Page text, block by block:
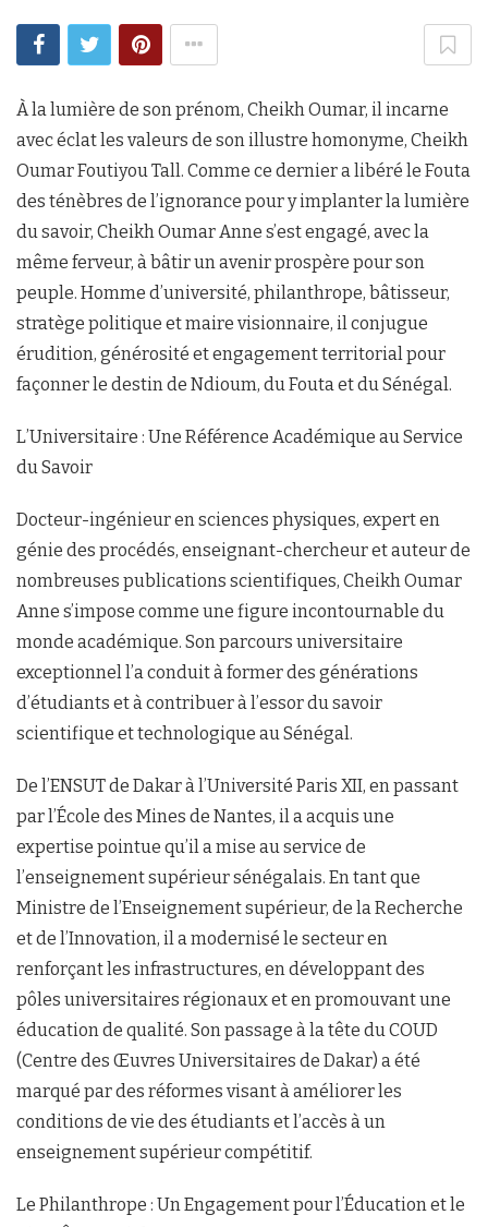
À la lumière de son prénom, Cheikh Oumar, il incarne
avec éclat les valeurs de son illustre homonyme, Cheikh
Oumar Foutiyou Tall. Comme ce dernier a libéré le Fouta
des ténèbres de l’ignorance pour y implanter la lumière
du savoir, Cheikh Oumar Anne s’est engagé, avec la
même ferveur, à bâtir un avenir prospère pour son
peuple. Homme d’université, philanthrope, bâtisseur,
stratège politique et maire visionnaire, il conjugue
érudition, générosité et engagement territorial pour
façonner le destin de Ndioum, du Fouta et du Sénégal.
L’Universitaire : Une Référence Académique au Service
du Savoir
Docteur-ingénieur en sciences physiques, expert en
génie des procédés, enseignant-chercheur et auteur de
nombreuses publications scientifiques, Cheikh Oumar
Anne s’impose comme une figure incontournable du
monde académique. Son parcours universitaire
exceptionnel l’a conduit à former des générations
d’étudiants et à contribuer à l’essor du savoir
scientifique et technologique au Sénégal.
De l’ENSUT de Dakar à l’Université Paris XII, en passant
par l’École des Mines de Nantes, il a acquis une
expertise pointue qu’il a mise au service de
l’enseignement supérieur sénégalais. En tant que
Ministre de l’Enseignement supérieur, de la Recherche
et de l’Innovation, il a modernisé le secteur en
renforçant les infrastructures, en développant des
pôles universitaires régionaux et en promouvant une
éducation de qualité. Son passage à la tête du COUD
(Centre des Œuvres Universitaires de Dakar) a été
marqué par des réformes visant à améliorer les
conditions de vie des étudiants et l’accès à un
enseignement supérieur compétitif.
Le Philanthrope : Un Engagement pour l’Éducation et le